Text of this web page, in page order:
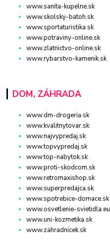
www.sanita-kupelne.sk
www.skolsky-batoh.sk
www.sportaturistika.sk
www.potraviny-online.sk
www.zlatnictvo-online.sk
www.rybarstvo-kamenik.sk
DOM, ZÁHRADA
www.dm-drogeria.sk
www.kvalitnytovar.sk
www.najvypredaj.sk
www.topvypredaj.sk
www.top-nabytok.sk
www.proti-skodcom.sk
www.retromaxishop.sk
www.superpredajca.sk
www.spotrebice-domace.sk
www.osvetlenie-svietidla.eu
www.uni-kozmetika.sk
www.zahradnicek.sk